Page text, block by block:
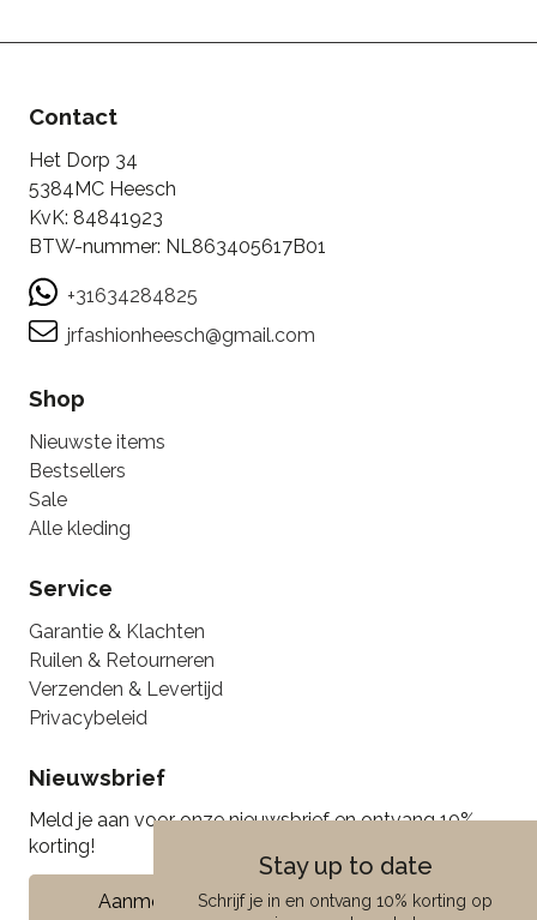
Stay up to date
Schrijf je in en ontvang 10% korting op
Contact
Het Dorp 34
5384MC Heesch
KvK: 84841923
BTW-nummer: NL863405617B01
+31634284825
jrfashionheesch@gmail.com
Shop
Nieuwste items
Bestsellers
Sale
Alle kleding
Service
Garantie & Klachten
Ruilen & Retourneren
Verzenden & Levertijd
Privacybeleid
Nieuwsbrief
Meld je aan voor onze nieuwsbrief en ontvang 10%
korting!
Aanmelden